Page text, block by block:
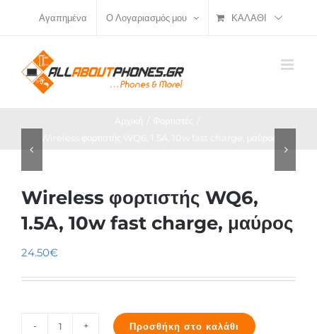
περιεχόμενο
Αγαπημένα Ο Λογαριασμός μου ΚΑΛΆΘΙ
Wireless φορτιστής WQ6,
1.5A, 10w fast charge, μαύρος
24.50€
Προσθήκη στο καλάθι